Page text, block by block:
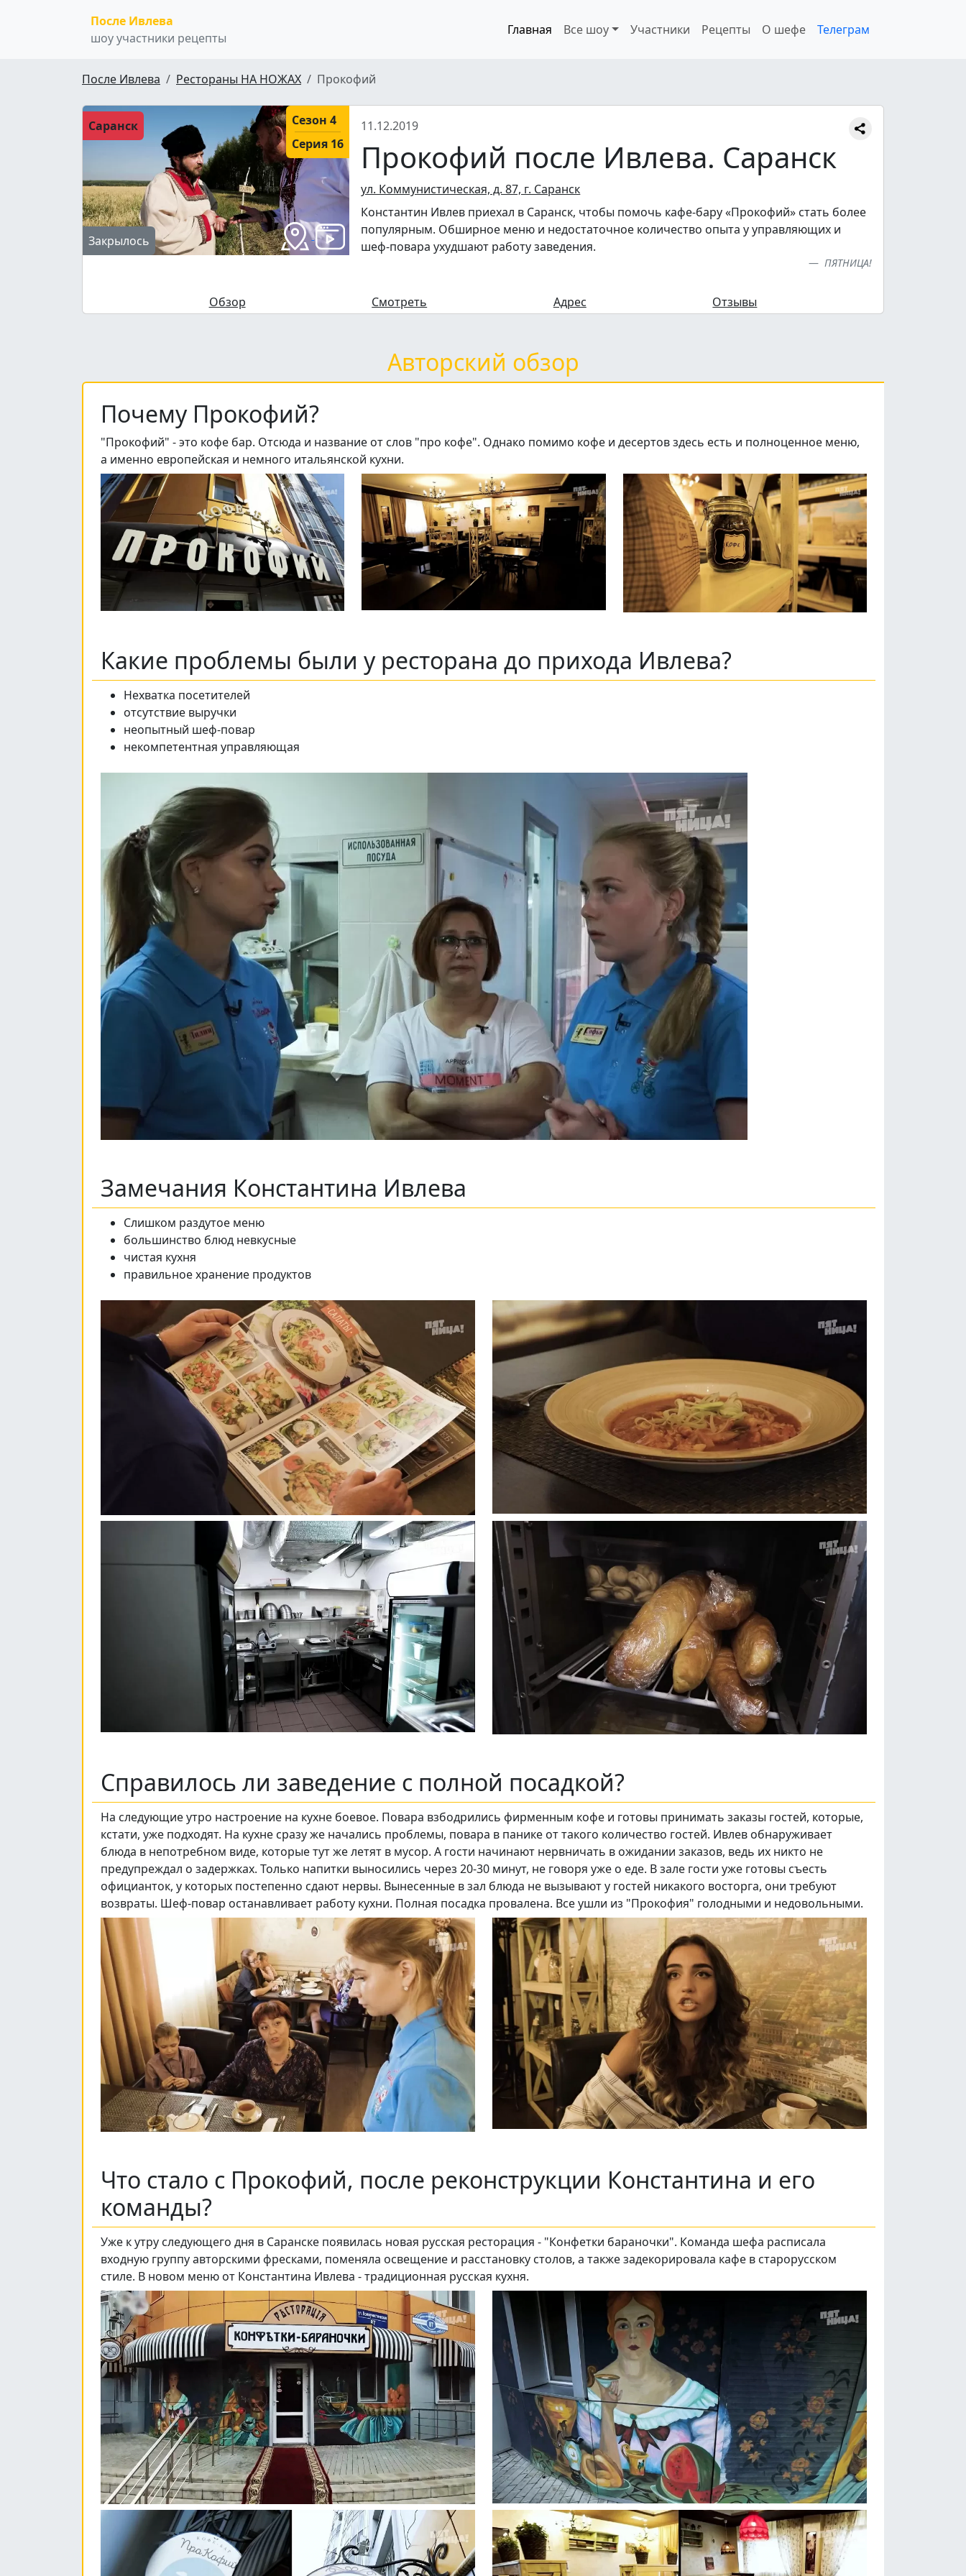
После Ивлева
шоу участники рецепты
Главная Все шоу Участники Рецепты О шефе Телеграм
После Ивлева Рестораны НА НОЖАХ Прокофий
Саранск
Сезон 4
Серия 16
Закрылось
11.12.2019
Прокофий после Ивлева. Саранск
ул. Коммунистическая, д. 87, г. Саранск
Константин Ивлев приехал в Саранск, чтобы помочь кафе-бару «Прокофий» стать более
популярным. Обширное меню и недостаточное количество опыта у управляющих и
шеф-повара ухудшают работу заведения.
ПЯТНИЦА!
Обзор Смотреть Адрес Отзывы
Авторский обзор
Почему Прокофий?
"Прокофий" - это кофе бар. Отсюда и название от слов "про кофе". Однако помимо кофе и десертов здесь есть и полноценное меню,
а именно европейская и немного итальянской кухни.
Какие проблемы были у ресторана до прихода Ивлева?
Нехватка посетителей
отсутствие выручки
неопытный шеф-повар
некомпетентная управляющая
Замечания Константина Ивлева
Слишком раздутое меню
большинство блюд невкусные
чистая кухня
правильное хранение продуктов
Справилось ли заведение с полной посадкой?
На следующие утро настроение на кухне боевое. Повара взбодрились фирменным кофе и готовы принимать заказы гостей, которые,
кстати, уже подходят. На кухне сразу же начались проблемы, повара в панике от такого количество гостей. Ивлев обнаруживает
блюда в непотребном виде, которые тут же летят в мусор. А гости начинают нервничать в ожидании заказов, ведь их никто не
предупреждал о задержках. Только напитки выносились через 20-30 минут, не говоря уже о еде. В зале гости уже готовы съесть
официанток, у которых постепенно сдают нервы. Вынесенные в зал блюда не вызывают у гостей никакого восторга, они требуют
возвраты. Шеф-повар останавливает работу кухни. Полная посадка провалена. Все ушли из "Прокофия" голодными и недовольными.
Что стало с Прокофий, после реконструкции Константина и его
команды?
Уже к утру следующего дня в Саранске появилась новая русская ресторация - "Конфетки бараночки". Команда шефа расписала
входную группу авторскими фресками, поменяла освещение и расстановку столов, а также задекорировала кафе в старорусском
стиле. В новом меню от Константина Ивлева - традиционная русская кухня.
Подписывайтесь на телеграм-канал.
Мы выкладываем авторские обзоры
Подписаться
Нас уже 5400